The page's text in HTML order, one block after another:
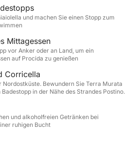
die einzigartige Architektur von
Strände und
Sie haben ausreichend Zeit für
in den kristallklaren
für die Erkundung
wird zur Verfügung gestellt.
hochwertige Services
Getränken zum
und vor allem
mit authentischer Procida-
und machen Sie einen Stopp zum
Mittagessen
vor Anker oder an Land, um ein
auf Procida zu genießen
Corricella
Nordostküste. Bewundern Sie Terra Murata
in der Nähe des Strandes Postino.
und alkoholfreien Getränken bei
ruhigen Bucht